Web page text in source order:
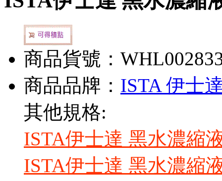
商品貨號：
商品品牌： ISTA 伊士
其他規格:
ISTA伊士達 黑水濃縮
ISTA伊士達 黑水濃縮